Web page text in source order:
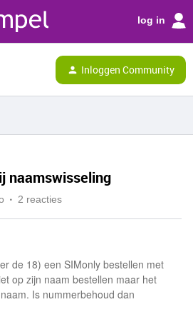
log in
Inloggen Community
naamswisseling
2 reacties
de 18) een SIMonly bestellen met
op zijn naam bestellen maar het
Is nummerbehoud dan